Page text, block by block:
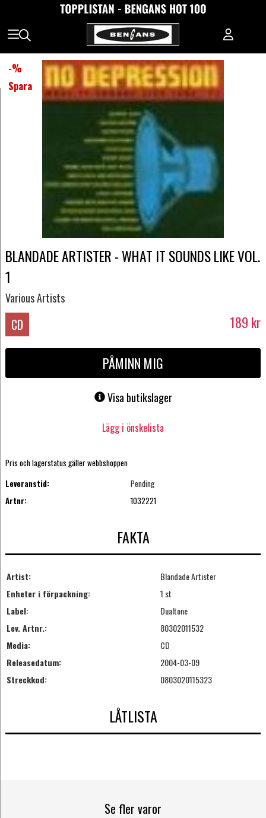
-%
Spara
BLANDADE ARTISTER - WHAT IT SOUNDS LIKE VOL.
1
Various Artists
CD 189 kr
PÅMINN MIG
Visa butikslager
Lägg i önskelista
Pris och lagerstatus gäller webbshoppen
Leveranstid:
Pending
Artnr:
1032221
FAKTA
Artist:
Blandade Artister
Enheter i förpackning:
1 st
Label:
Dualtone
Lev. Artnr.:
80302011532
Media:
CD
Releasedatum:
2004-03-09
Streckkod:
0803020115323
LÅTLISTA
Se fler varor